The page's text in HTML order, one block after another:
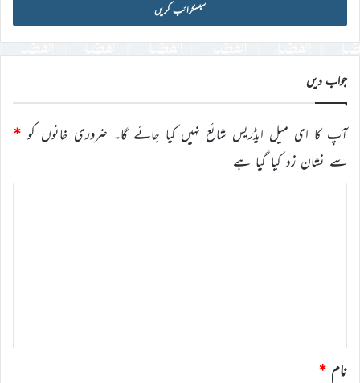
ڈی
درج
کریں
جواب دیں
آپ کا ای میل ایڈریس شائع نہیں کیا جائے گا۔ ضروری خانوں کو *
سے نشان زد کیا گیا ہے
نام *